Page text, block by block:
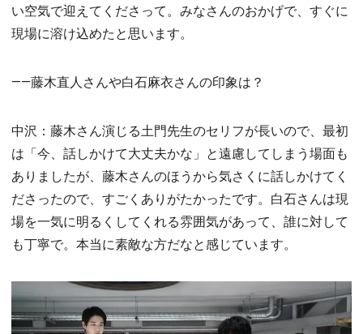
い空気で迎えてくださって。みなさんのおかげで、すぐに
現場に溶け込めたと思います。
――藤木直人さんや白石麻衣さんの印象は？
中沢：藤木さん演じる土門先生のセリフが長いので、最初
は「今、話しかけて大丈夫かな」と遠慮してしまう場面も
ありましたが、藤木さんのほうから気さくに話しかけてく
ださったので、すごくありがたかったです。白石さんは現
場を一気に明るくしてくれる雰囲気があって、誰に対して
も丁寧で。本当に素敵な方だなと感じています。